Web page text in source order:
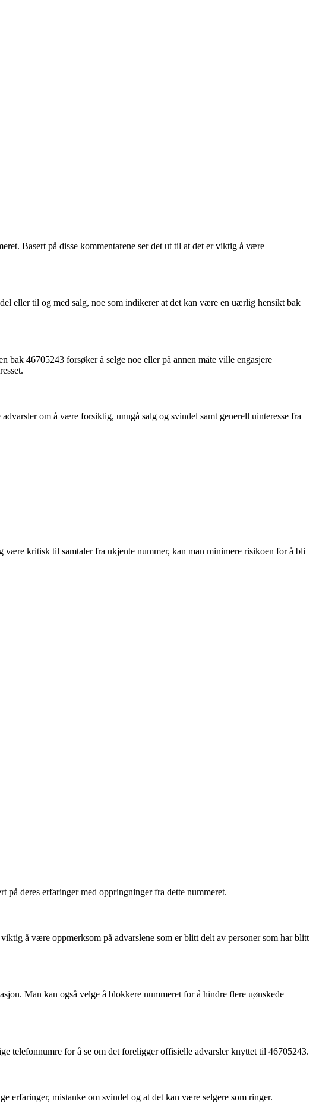
Basert på disse kommentarene ser det ut til at det er viktig å være
eller til og med salg, noe som indikerer at det kan være en uærlig hensikt bak
46705243 forsøker å selge noe eller på annen måte ville engasjere
om å være forsiktig, unngå salg og svindel samt generell uinteresse fra
være kritisk til samtaler fra ukjente nummer, kan man minimere risikoen for å bli
på deres erfaringer med oppringninger fra dette nummeret.
å være oppmerksom på advarslene som er blitt delt av personer som har blitt
Man kan også velge å blokkere nummeret for å hindre flere uønskede
telefonnumre for å se om det foreligger offisielle advarsler knyttet til 46705243.
erfaringer, mistanke om svindel og at det kan være selgere som ringer.